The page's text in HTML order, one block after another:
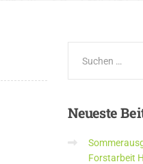
Neueste
Forstarbeit